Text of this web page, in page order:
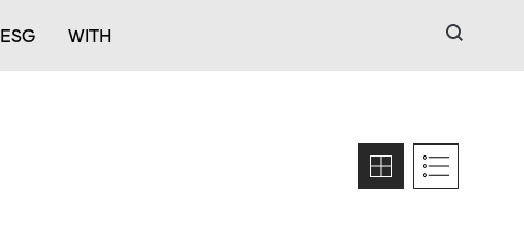
ESG WITH 검색